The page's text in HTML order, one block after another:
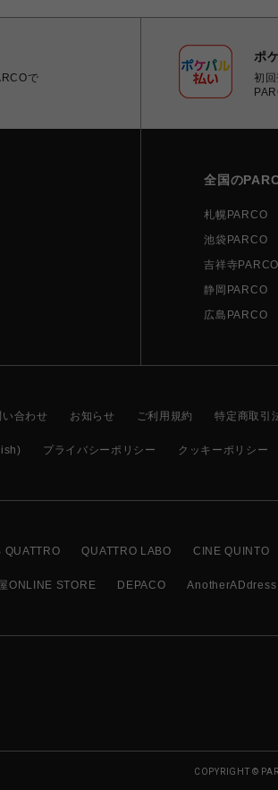
で
ポ
初
全国の
札幌PARCO
池袋PARCO
吉祥寺PARCO
静岡PARCO
広島PARCO
合わせ お知らせ ご利用規約 特定商取引
プライバシーポリシー クッキーポリシー
QUATTRO QUATTRO LABO CINE QUINTO
ONLINE STORE DEPACO AnotherADdress
COPYRIGHT ©